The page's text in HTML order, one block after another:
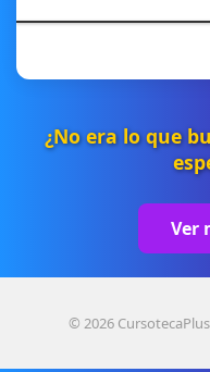
¿No era lo que
Ver
© 2026